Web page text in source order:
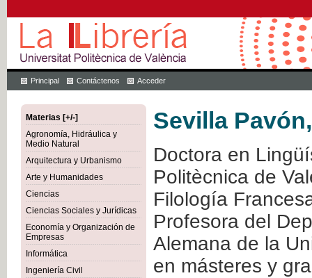
Principal Contáctenos Acceder
Materias [+/-]
Agronomía, Hidráulica y
Medio Natural
Arquitectura y Urbanismo
Arte y Humanidades
Ciencias
Ciencias Sociales y Jurídicas
Economía y Organización de
Empresas
Informática
Ingeniería Civil
Sevilla
Doctora en
Politècnica de
Filología
Profesora del
Alemana de la
en másteres y